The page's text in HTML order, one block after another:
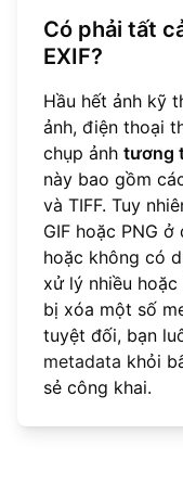
Có phải tất
EXIF?
Hầu hết ảnh kỹ
ảnh, điện thoại
chụp ảnh tương
này bao gồm
và TIFF. Tuy
GIF hoặc PNG
hoặc không có
xử lý nhiều
bị xóa một số
tuyệt đối, bạn
metadata khỏi
sẻ công khai.